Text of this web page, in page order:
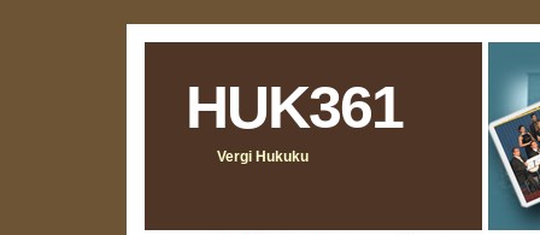
HUK361
Vergi Hukuku